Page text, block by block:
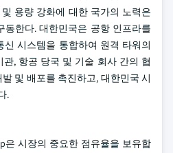
용량 강화에 대한 국가의 노력은
동한다. 대한민국은 공항 인프라를
시스템을 통합하여 원격 타워의
, 항공 당국 및 기술 회사 간의 협
및 배포를 촉진하고, 대한민국 시
.
은 시장의 중요한 점유율을 보유합